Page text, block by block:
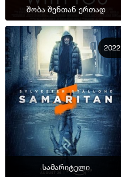
შობა შენთან ერთად
2022
სამარიტელი